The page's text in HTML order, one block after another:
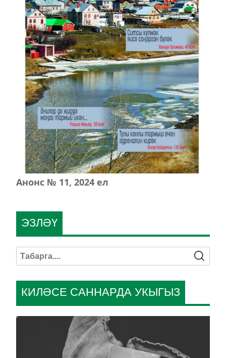
Анонс № 11, 2024 ел
КИЛӘСЕ САННАРДА УКЫГЫЗ
ЭЗЛӘҮ